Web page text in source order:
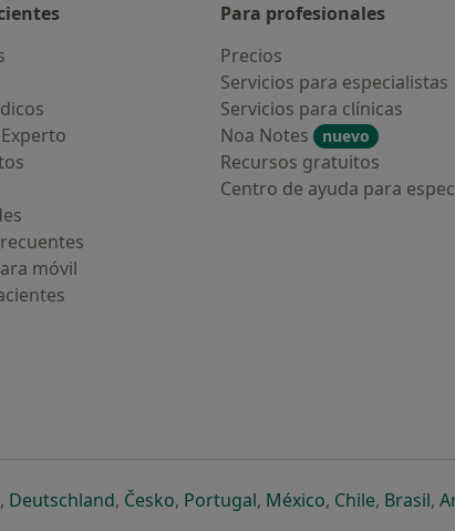
móvil
Para profesionales
Precios
Servicios para especialistas
Servicios para clínicas
Noa Notes
nuevo
Recursos gratuitos
Centro de ayuda para
nueva pestaña
en una nueva pestaña
abre en una nueva pestaña
, Deutschlandse abre en una nueva pestaña
, Českose abre en una nueva pestaña
, Portugalse abre en una nueva
, Méxicose abre en una
, Chilese abre
, Brasilse
,